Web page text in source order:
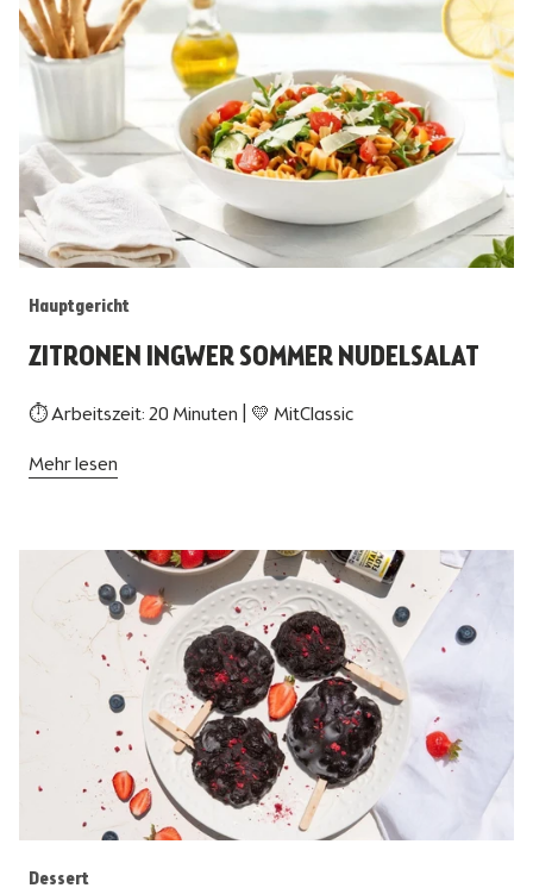
Hauptgericht
ZITRONEN INGWER SOMMER NUDELSALAT
⏱ Arbeitszeit: 20 Minuten | 💛 MitClassic
Mehr lesen
Dessert